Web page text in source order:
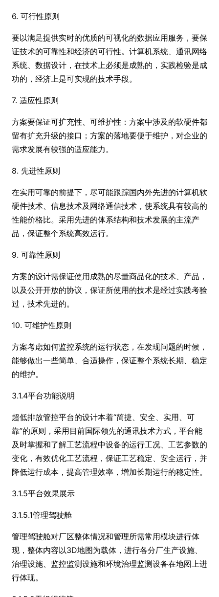
6. 可行性原则
要以满足提供实时的优质的可视化的数据应用服务，要保
证技术的可靠性和经济的可行性。计算机系统、通讯网络
系统、数据设计，在技术上必须是成熟的，实践检验是成
功的，经济上是可实现的技术手段。
7. 适应性原则
方案要保证可扩充性、可维护性：方案中涉及的软硬件都
留有扩充升级的接口；方案的落地要便于维护，对企业的
需求发展有较强的适应能力。
8. 先进性原则
在实用可靠的前提下，尽可能跟踪国内外先进的计算机软
硬件技术、信息技术及网络通信技术，使系统具有较高的
性能价格比。采用先进的体系结构和技术发展的主流产
品，保证整个系统高效运行。
9. 可靠性原则
方案的设计需保证使用成熟的尽量商品化的技术、产品，
以及公开开放的协议，保证所使用的技术是经过实践考验
过，技术先进的。
10. 可维护性原则
方案考虑如何监控系统的运行状态，在发现问题的时候，
能够做出一些简单、合适操作，保证整个系统长期、稳定
的维护。
3.1.4平台功能说明
超低排放管控平台的设计本着“简捷、安全、实用、可
靠”的原则，采用目前国际领先的通讯技术方式，平台能
及时掌握和了解工艺流程中设备的运行工况、工艺参数的
变化，有效优化工艺流程，保证工艺稳定、安全运行，并
降低运行成本，提高管理效率，增加长期运行的稳定性。
3.1.5平台效果展示
3.1.5.1管理驾驶舱
管理驾驶舱对厂区整体情况和管理所需常用模块进行体
现，整体内容以3D地图为载体，进行各分厂生产设施、
治理设施、监控监测设施和环境治理监测设备在地图上进
行体现。